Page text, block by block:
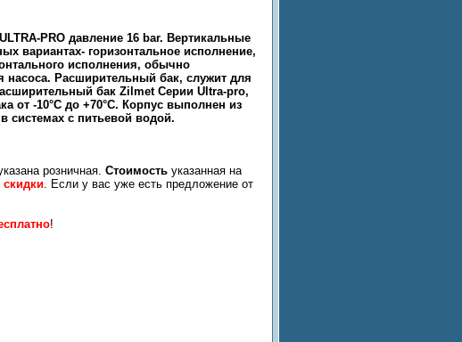
PRO давление 16 bar. Вертикальные
вариантах- горизонтальное исполнение,
исполнения, обычно
насоса. Расширительный бак, служит для
бак Zilmet Серии Ultra-pro,
от -10°С до +70°C. Корпус выполнен из
системах с питьевой водой.
розничная. Стоимость указанная на
. Если у вас уже есть предложение от
!